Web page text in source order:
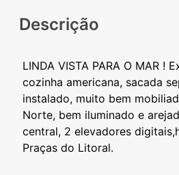
Descrição
LINDA VISTA PARA O MAR
cozinha americana, sacada
instalado, muito bem
Norte, bem iluminado e
central, 2 elevadores